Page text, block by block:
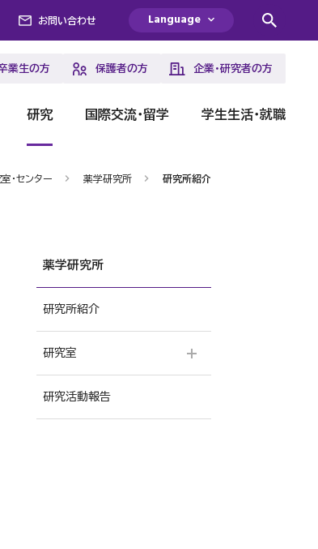
お問い合わせ Language
業生の方 保護者の方 企業・研究者の方
研究 国際交流・留学 学生生活・就職
・センター 薬学研究所 研究所紹介
薬学研究所
研究所紹介
研究室
物理化学研究室
研究活動報告